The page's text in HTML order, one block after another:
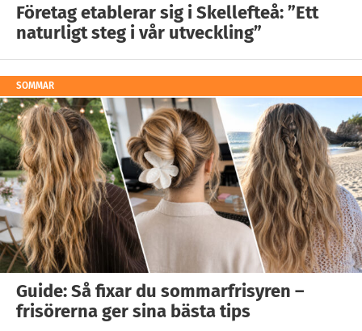
Företag etablerar sig i Skellefteå: ”Ett
naturligt steg i vår utveckling”
SOMMAR
Guide: Så fixar du sommarfrisyren –
frisörerna ger sina bästa tips